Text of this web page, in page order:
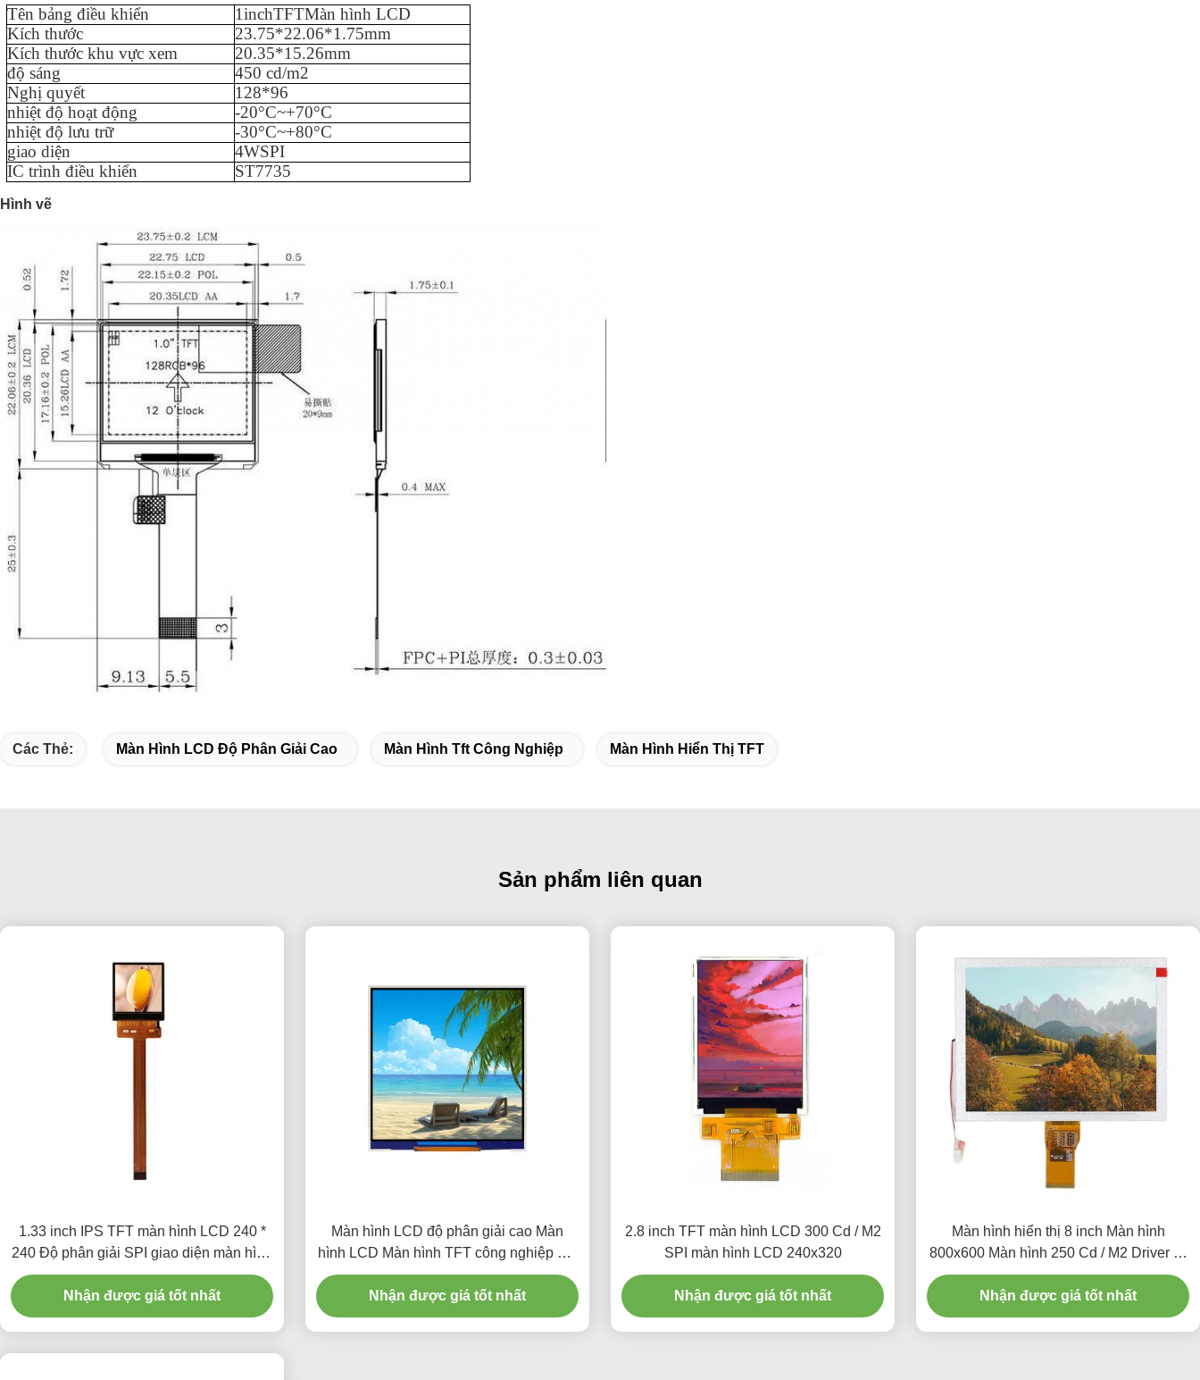
Tên bảng điều khiển 1inchTFTMàn hình LCD
Kích thước
23.75*22.06*1.75mm
Kích thước khu vực xem
20.35*1 5.26mm
độ sáng
450 cd/m2
Nghị quyết
128*96
nhiệt độ hoạt động
-20°C~+70°C
nhiệt độ lưu trữ
-30°C~+80°C
giao diện
4WSPI
IC trình điều khiển
ST7735
Hình vẽ
Các Thẻ: Màn Hình LCD Độ Phân Giải Cao Màn Hình Tft Công Nghiệp Màn Hình Hiển Thị TFT
Sản phẩm liên quan
1.33 inch IPS TFT màn hình LCD 240 *
240 Độ phân giải SPI giao diện màn hình
250 Cd / M2
Nhận được giá tốt nhất
Màn hình LCD độ phân giải cao Màn
hình LCD Màn hình TFT công nghiệp 3.4
inch Màn hình 350 Cd / M2
Nhận được giá tốt nhất
2.8 inch TFT màn hình LCD 300 Cd / M2
SPI màn hình LCD 240x320
Nhận được giá tốt nhất
Màn hình hiển thị 8 inch Màn hình
800x600 Màn hình 250 Cd / M2 Driver IC
ILI9341 250 Cd / M2
Nhận được giá tốt nhất